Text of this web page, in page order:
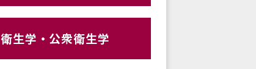
衛生学・公衆衛生学